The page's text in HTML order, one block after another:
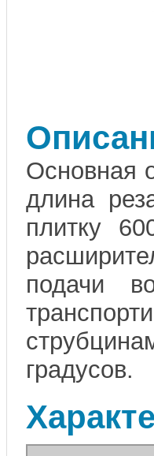
Основная
длина
плитку
подачи
градусов.